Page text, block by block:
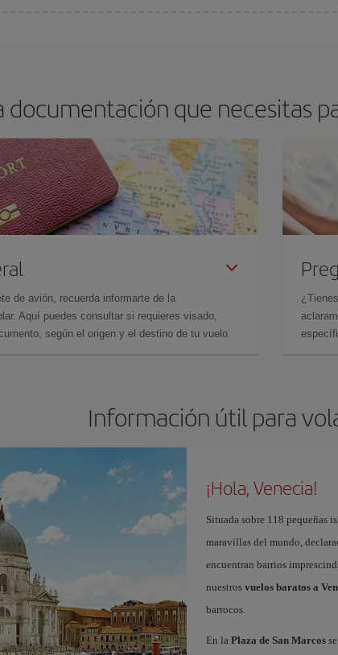
documentación que necesitas
de avión, recuerda informarte de la
Aquí puedes consultar si requieres visado,
según el origen y el destino de tu vuelo.
Información útil para
¡Hola, Venecia!
Situada sobre 118 pequeñas
maravillas del mundo,
encuentran barrios
nuestros vuelos baratos a
barrocos.
En la Plaza de San Marcosse